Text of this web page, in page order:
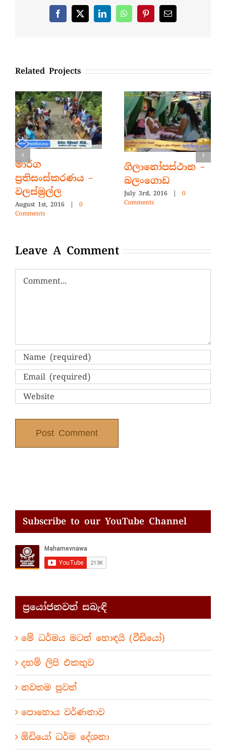
Facebook
X LinkedInWhatsAppPinterestEmail
Related Projects
මාර්ග
ප්‍රතිසංස්කරණය –
වලස්මුල්ල
August 1st, 2016 |
0
Comments
ගිලානෝපස්ථාන –
බලංගොඩ
July 3rd, 2016 |
0
Comments
Leave A Comment
Comment
Subscribe to our YouTube Channel
ප්‍රයෝජනවත් සබැඳි
මේ ධර්මය මටත් හොඳයි (වීඩියෝ)
දහම් ලිපි එකතුව
නවතම පුවත්
පොහොය වර්ණනාව
ඕඩියෝ ධර්ම දේශනා